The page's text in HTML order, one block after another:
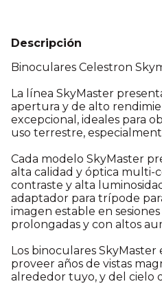
Descripción
Binoculares Celestron
La línea SkyMaster
apertura y de alto
excepcional, ideales para
uso terrestre,
Cada modelo SkyMaster
alta calidad y óptica multi-
contraste y alta
adaptador para trípode
imagen estable en
prolongadas y con altos
Los binoculares
proveer años de vistas
alrededor tuyo, y del cielo